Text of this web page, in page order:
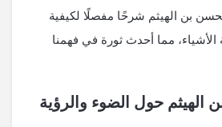
بن الهيثم شرحًا مفصلًا لكيفية
الأشياء، مما أحدث ثورة في فهمنا
حول الضوء والرؤية